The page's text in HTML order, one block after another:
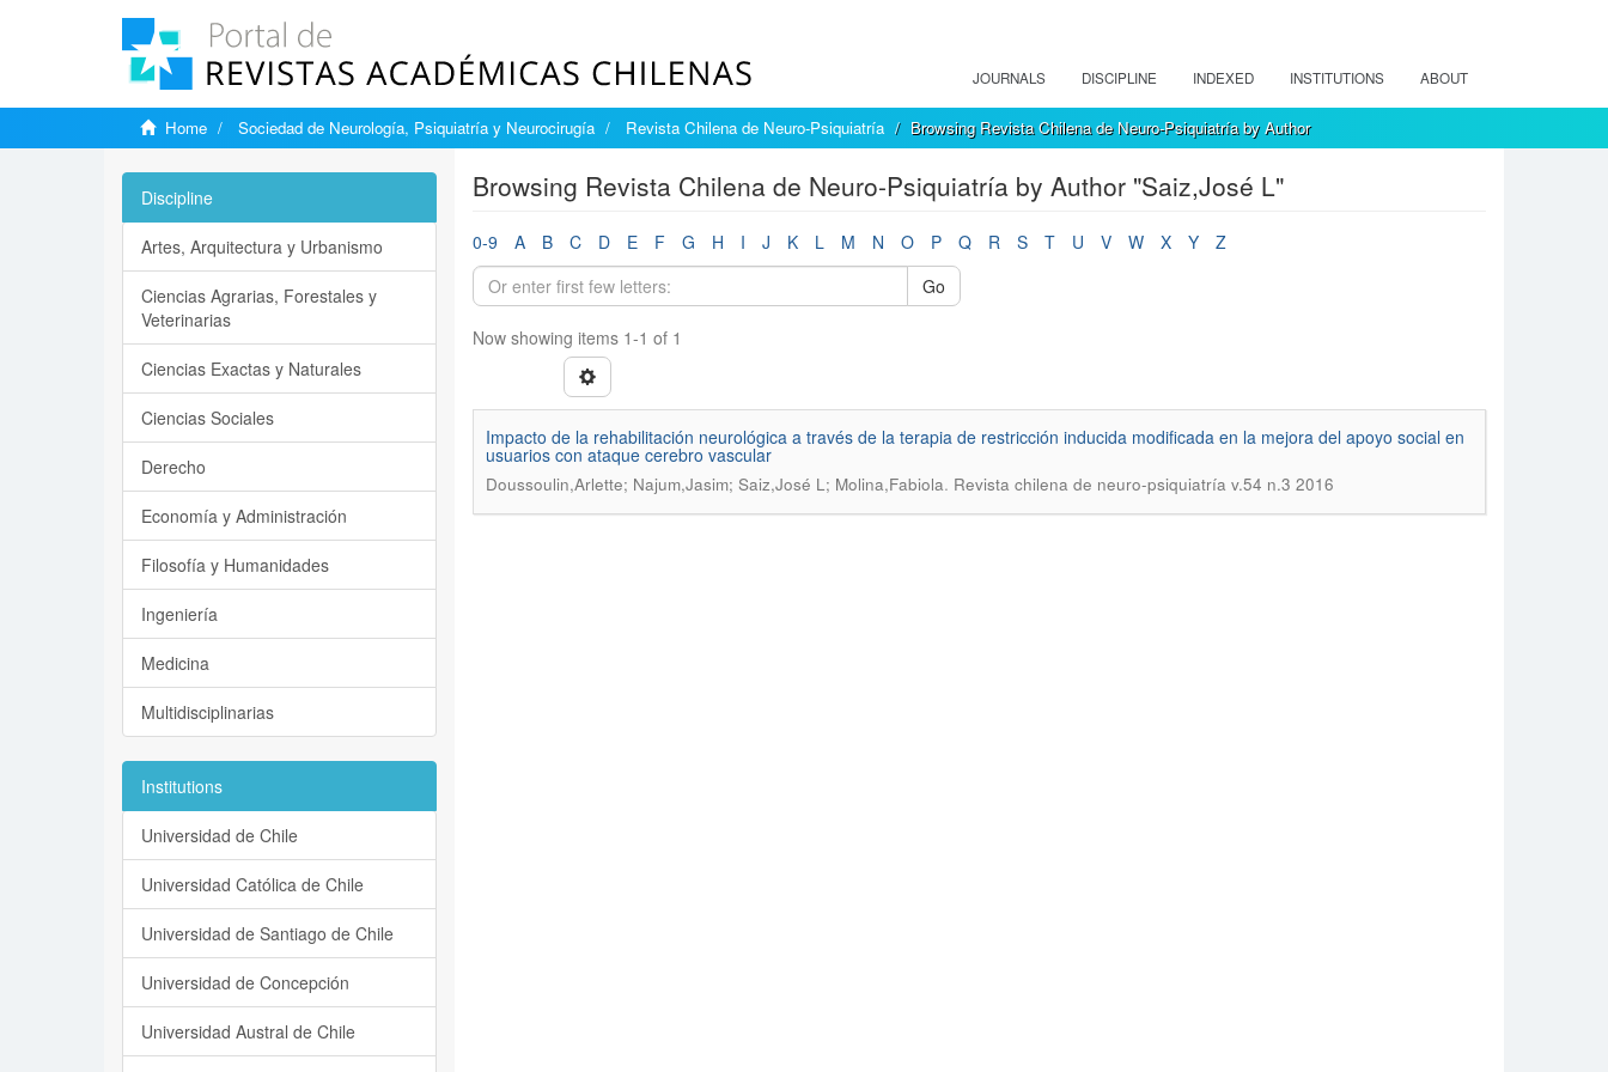
JOURNALS DISCIPLINE INDEXED INSTITUTIONS ABOUT
Home Sociedad de Neurología, Psiquiatría y Neurocirugía Revista Chilena de Neuro-Psiquiatría Browsing Revista Chilena de Neuro-Psiquiatría by Author
Browsing Revista Chilena de Neuro-Psiquiatría by Author "Saiz,José L"
0-9 A B C D E F G H I J K L M N O P Q R S T U V W X Y
Z
Go
Now showing items 1-1 of 1
Impacto de la rehabilitación neurológica a través de la terapia de restricción inducida modificada en la mejora del apoyo social en
usuarios con ataque cerebro vascular
Doussoulin,Arlette; Najum,Jasim; Saiz,José L; Molina,Fabiola. Revista chilena de neuro-psiquiatría v.54 n.3 2016
Discipline
Artes, Arquitectura y Urbanismo
Ciencias Agrarias, Forestales y
Veterinarias
Ciencias Exactas y Naturales
Ciencias Sociales
Derecho
Economía y Administración
Filosofía y Humanidades
Ingeniería
Medicina
Multidisciplinarias
Institutions
Universidad de Chile
Universidad Católica de Chile
Universidad de Santiago de Chile
Universidad de Concepción
Universidad Austral de Chile